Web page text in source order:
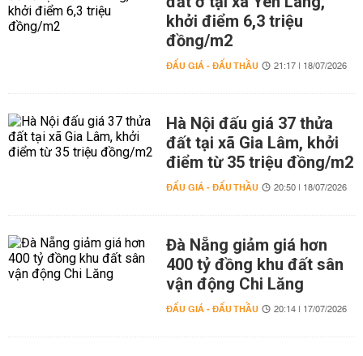
khởi điểm 6,3 triệu
đồng/m2
ĐẤU GIÁ - ĐẤU THẦU 21:17 | 18/07/2026
Hà Nội đấu giá 37 thửa
đất tại xã Gia Lâm, khởi
điểm từ 35 triệu đồng/m2
ĐẤU GIÁ - ĐẤU THẦU 20:50 | 18/07/2026
Đà Nẵng giảm giá hơn
400 tỷ đồng khu đất sân
vận động Chi Lăng
ĐẤU GIÁ - ĐẤU THẦU 20:14 | 17/07/2026